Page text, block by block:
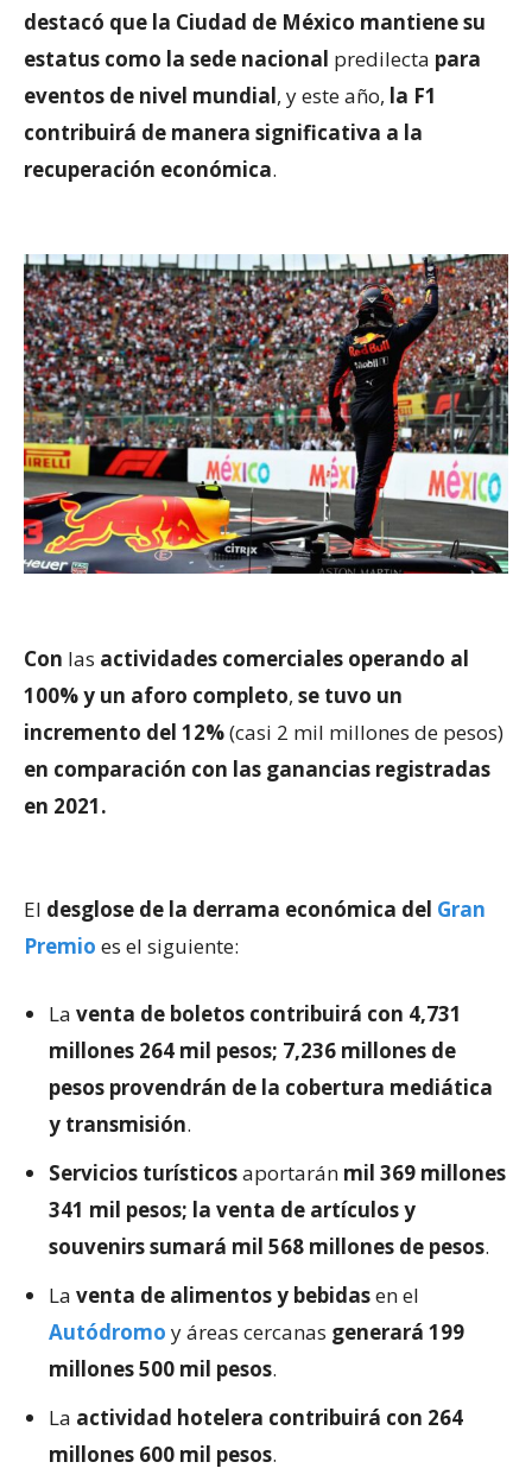
destacó que la Ciudad de México mantiene su
estatus como la sede nacional predilecta para
eventos de nivel mundial, y este año, la F1
contribuirá de manera significativa a la
recuperación económica.
Con las actividades comerciales operando al
100% y un aforo completo, se tuvo un
incremento del 12%(casi 2 mil millones de pesos)
en comparación con las ganancias registradas
en 2021.
El desglose de la derrama económica del Gran
Premio es el siguiente:
La venta de boletos contribuirá con 4,731
millones 264 mil pesos; 7,236 millones de
pesos provendrán de la cobertura mediática
y transmisión.
Servicios turísticosaportarán mil 369 millones
341 mil pesos; la venta de artículos y
souvenirs sumará mil 568 millones de pesos.
La venta de alimentos y bebidasen el
Autódromo y áreas cercanas generará 199
millones 500 mil pesos.
La actividad hotelera contribuirá con 264
millones 600 mil pesos.